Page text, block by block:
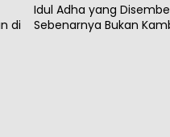
di
Idul Adha yang
Sebenarnya Bukan